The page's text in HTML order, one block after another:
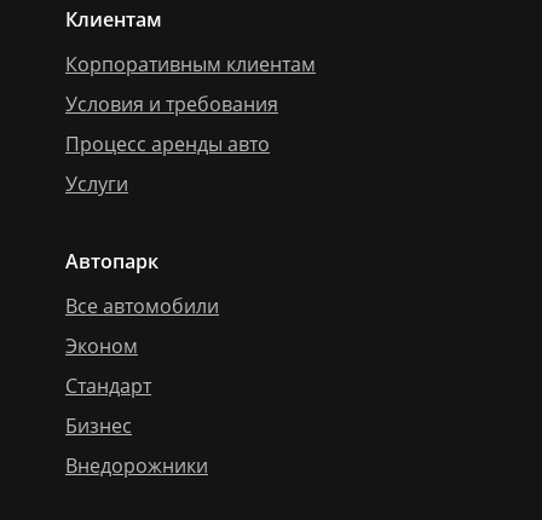
Клиентам
Корпоративным клиентам
Условия и требования
Процесс аренды авто
Услуги
Все автомобили
Эконом
Стандарт
Бизнес
Внедорожники
Автопарк